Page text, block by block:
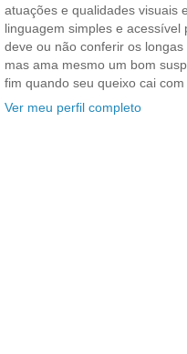
atuações e qualidades visuais
linguagem simples e
deve ou não conferir os
mas ama mesmo um bom
fim quando seu queixo cai com
Ver meu perfil completo